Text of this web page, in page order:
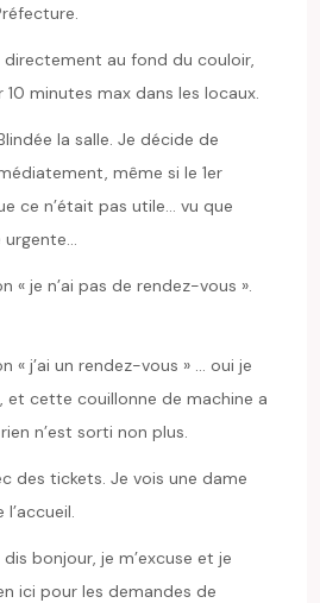
directement au fond du couloir,
minutes max dans les locaux.
la salle. Je décide de
même si le 1er
ce n’était pas utile… vu que
urgente…
« je n’ai pas de rendez-vous ».
« j’ai un rendez-vous » … oui je
et cette couillonne de machine a
n’est sorti non plus.
des tickets. Je vois une dame
bonjour, je m’excuse et je
ici pour les demandes de